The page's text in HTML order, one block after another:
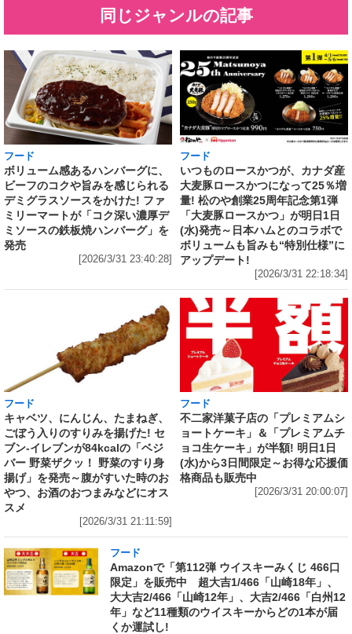
同じジャンルの記事
フード
ボリューム感あるハンバーグに、
ビーフのコクや旨みを感じられる
デミグラスソースをかけた! ファ
ミリーマートが「コク深い濃厚デ
ミソースの鉄板焼ハンバーグ」を
発売
[2026/3/31 23:40:28]
フード
いつものロースかつが、カナダ産
大麦豚ロースかつになって25％増
量! 松のや創業25周年記念第1弾
「大麦豚ロースかつ」が明日1日
(水)発売～日本ハムとのコラボで
ボリュームも旨みも“特別仕様”に
アップデート!
[2026/3/31 22:18:34]
フード
キャベツ、にんじん、たまねぎ、
ごぼう入りのすりみを揚げた! セ
ブン‐イレブンが84kcalの「ベジ
バー 野菜ザクッ！ 野菜のすり身
揚げ」を発売～腹がすいた時のお
やつ、お酒のおつまみなどにオス
スメ
[2026/3/31 21:11:59]
フード
不二家洋菓子店の「プレミアムシ
ョートケーキ」＆「プレミアムチ
ョコ生ケーキ」が半額! 明日1日
(水)から3日間限定～お得な応援価
格商品も販売中
[2026/3/31 20:00:07]
フード
Amazonで「第112弾 ウイスキーみくじ 466口
限定」を販売中 超大吉1/466「山崎18年」、
大大吉2/466「山崎12年」、大吉2/466「白州12
年」など11種類のウイスキーからどの1本が届
くか運試し!